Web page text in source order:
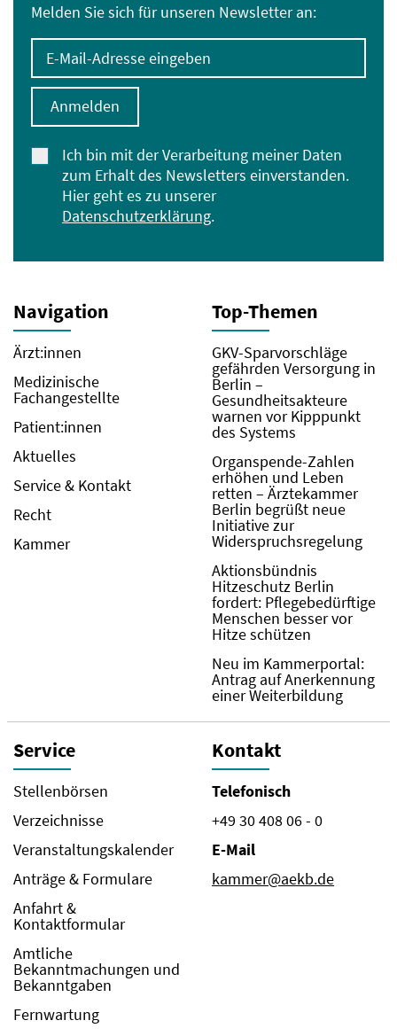
Melden Sie sich für unseren Newsletter an:
E-Mail-Adresse eingeben
Ich bin mit der Verarbeitung meiner Daten
zum Erhalt des Newsletters einverstanden.
Hier geht es zu unserer
Datenschutzerklärung.
Anmelden
Navigation
Ärzt:innen
Medizinische
Fachangestellte
Patient:innen
Aktuelles
Service & Kontakt
Recht
Kammer
Top-Themen
GKV-Sparvorschläge
gefährden Versorgung in
Berlin –
Gesundheitsakteure
warnen vor Kipppunkt
des Systems
Organspende-Zahlen
erhöhen und Leben
retten – Ärztekammer
Berlin begrüßt neue
Initiative zur
Widerspruchsregelung
Aktionsbündnis
Hitzeschutz Berlin
fordert: Pflegebedürftige
Menschen besser vor
Hitze schützen
Neu im Kammerportal:
Antrag auf Anerkennung
einer Weiterbildung
Service
Stellenbörsen
Verzeichnisse
Veranstaltungskalender
Anträge & Formulare
Anfahrt &
Kontaktformular
Amtliche
Bekanntmachungen und
Bekanntgaben
Fernwartung
Kontakt
Telefonisch
+49 30 408 06 - 0
E-Mail
kammer@aekb.de